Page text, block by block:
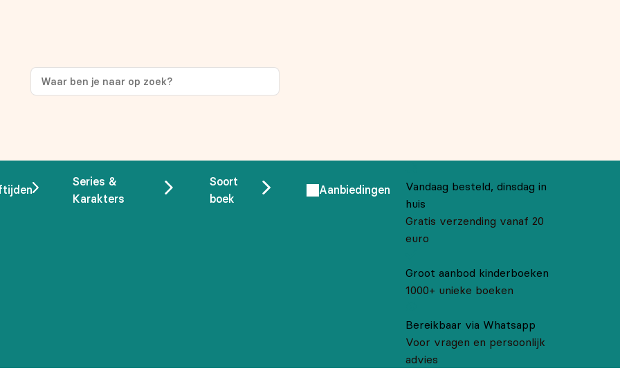
Series &
Karakters
Soort
boek
Aanbiedingen
Vandaag besteld, dinsdag in
huis
Gratis verzending vanaf 20
euro
Groot aanbod kinderboeken
1000+ unieke boeken
Bereikbaar via Whatsapp
Voor vragen en persoonlijk
advies
op je eerste aankoop!